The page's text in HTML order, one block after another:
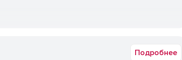
Подробнее